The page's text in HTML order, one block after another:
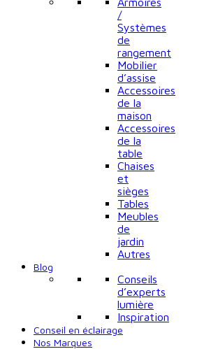
/
Systèmes
de
rangement
Mobilier
d’assise
Accessoires
de la
maison
Accessoires
de la
table
Chaises
et
sièges
Tables
Meubles
de
jardin
Autres
Blog
Conseils
d’experts
lumière
Inspiration
Conseil en éclairage
Nos Marques